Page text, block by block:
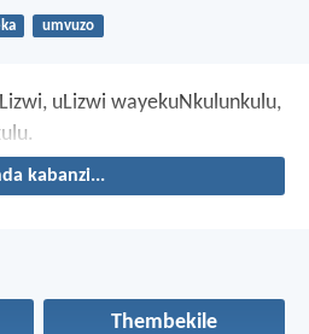
umvuzo
uLizwi wayekuNkulunkulu,
kabanzi...
Thembekile